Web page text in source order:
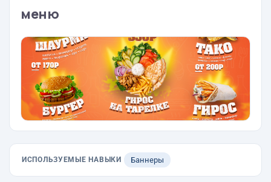
меню
ИСПОЛЬЗУЕМЫЕ НАВЫКИ Баннеры